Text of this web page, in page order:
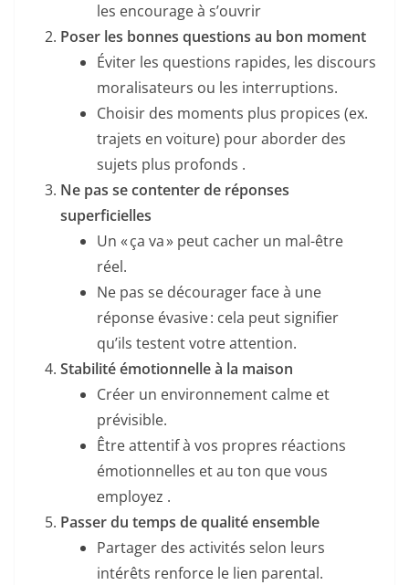
les encourage à s’ouvrir
Poser les bonnes questions au bon moment
Éviter les questions rapides, les discours
moralisateurs ou les interruptions.
Choisir des moments plus propices (ex.
trajets en voiture) pour aborder des
sujets plus profonds .
Ne pas se contenter de réponses
superficielles
Un « ça va » peut cacher un mal-être
réel.
Ne pas se décourager face à une
réponse évasive : cela peut signifier
qu’ils testent votre attention.
Stabilité émotionnelle à la maison
Créer un environnement calme et
prévisible.
Être attentif à vos propres réactions
émotionnelles et au ton que vous
employez .
Passer du temps de qualité ensemble
Partager des activités selon leurs
intérêts renforce le lien parental.